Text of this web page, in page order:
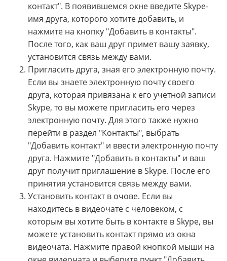
контакт". В появившемся окне введите Skype-
имя друга, которого хотите добавить, и
нажмите на кнопку "Добавить в контакты".
После того, как ваш друг примет вашу заявку,
установится связь между вами.
Пригласить друга, зная его электронную почту.
Если вы знаете электронную почту своего
друга, которая привязана к его учетной записи
Skype, то вы можете пригласить его через
электронную почту. Для этого также нужно
перейти в раздел "Контакты", выбрать
"Добавить контакт" и ввести электронную почту
друга. Нажмите "Добавить в контакты" и ваш
друг получит приглашение в Skype. После его
принятия установится связь между вами.
Установить контакт в очове. Если вы
находитесь в видеочате с человеком, с
которым вы хотите быть в контакте в Skype, вы
можете установить контакт прямо из окна
видеочата. Нажмите правой кнопкой мыши на